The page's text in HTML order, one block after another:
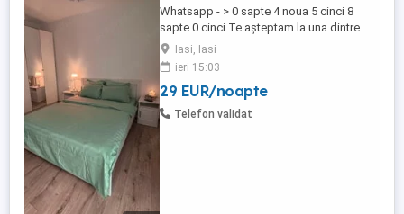
Whatsapp - > 0 sapte 4 noua 5 cinci 8
sapte 0 cinci Te așteptam la una dintre
locațiile noastre dotate și pregătite spre a
te găzdui pe tine sau pe amicii tai. Prețuri
începând de la 120 de lei noapte, în
funcție de locație, numărul de persoane și
de durata șederii. Mai multe detalii ...
Iasi, Iasi
ieri 15:03
29 EUR/noapte
Telefon validat